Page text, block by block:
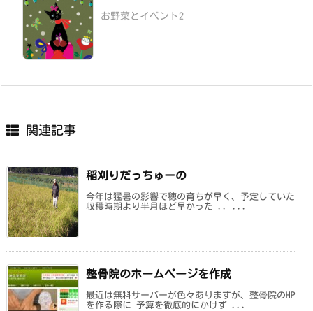
お野菜とイベント2
関連記事
稲刈りだっちゅーの
今年は猛暑の影響で穂の育ちが早く、予定していた
収穫時期より半月ほど早かった .. ...
整骨院のホームページを作成
最近は無料サーバーが色々ありますが、整骨院のHP
を作る際に 予算を徹底的にかけず ...